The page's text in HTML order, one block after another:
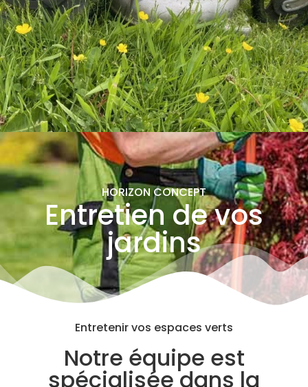
HORIZON CONCEPT
Entretien de vos
jardins
Entretenir vos espaces verts
Notre équipe est
spécialisée dans la